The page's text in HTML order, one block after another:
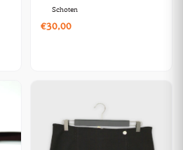
Schoten
€30,00